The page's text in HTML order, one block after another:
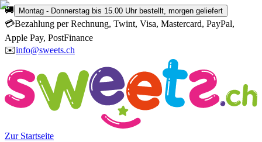
🚚 Montag - Donnerstag bis 15.00 Uhr bestellt, morgen geliefert
💳Bezahlung per Rechnung, Twint, Visa, Mastercard, PayPal,
Apple Pay, PostFinance
✉️info@sweets.ch
Zur Startseite